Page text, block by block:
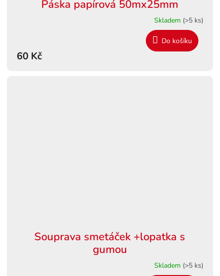
Páska papírová 50mx25mm
Skladem (>5 ks)
60 Kč
Do košíku
Souprava smetáček +lopatka s
gumou
Skladem (>5 ks)